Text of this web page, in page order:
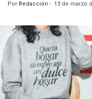
Por Redacción - 13 de marzo